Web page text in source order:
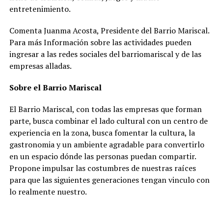
entretenimiento.
Comenta Juanma Acosta, Presidente del Barrio Mariscal.
Para más Información sobre las actividades pueden
ingresar a las redes sociales del barriomariscal y de las
empresas alladas.
Sobre el Barrio Mariscal
El Barrio Mariscal, con todas las empresas que forman
parte, busca combinar el lado cultural con un centro de
experiencia en la zona, busca fomentar la cultura, la
gastronomia y un ambiente agradable para convertirlo
en un espacio dónde las personas puedan compartir.
Propone impulsar las costumbres de nuestras raíces
para que las siguientes generaciones tengan vinculo con
lo realmente nuestro.